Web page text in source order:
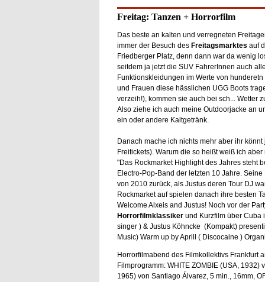
Freitag: Tanzen + Horrorfilm
Das beste an kalten und verregneten
immer der Besuch des Freitagsmarktes auf
Friedberger Platz, denn dann war da wenig
seitdem ja jetzt die SUV FahrerInnen auch
Funktionskleidungen im Werte von hunderetn
und Frauen diese hässlichen UGG Boots
verzeih!), kommen sie auch bei sch... Wetter
Also ziehe ich auch meine Outdoorjacke an
ein oder andere Kaltgetränk.
Danach mache ich nichts mehr aber ihr könnt
Freitickets). Warum die so heißt weiß ich
"Das Rockmarket Highlight des Jahres steht
Electro-Pop-Band der letzten 10 Jahre.
von 2010 zurück, als Justus deren Tour DJ
Rockmarket auf spielen danach ihre besten
Welcome Alxeis and Justus! Noch vor der
Horrorfilmklassiker und Kurzfilm über Cuba
singer ) & Justus Köhncke (Kompakt)
Music) Warm up by Aprill ( Discocaine )
Horrorfilmabend des Filmkollektivs Frankfurt
Filmprogramm: WHITE ZOMBIE (USA, 1932)
1965) von Santiago Álvarez, 5 min., 16mm,